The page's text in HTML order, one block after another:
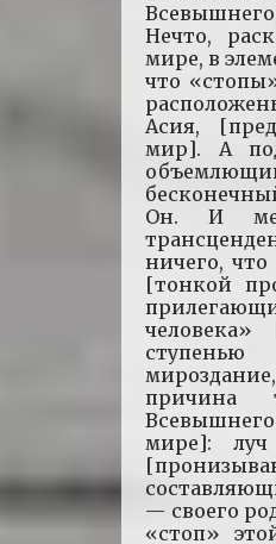
Нечто,
мире, в
что
Асия,
мир]. А
Он. И
ничего,
[тонкой
причина
мире]: луч
— своего
«стоп»